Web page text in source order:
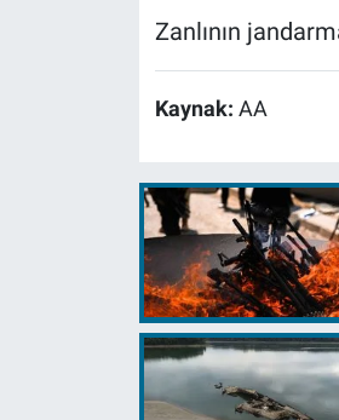
Zanlının
Kaynak: AA